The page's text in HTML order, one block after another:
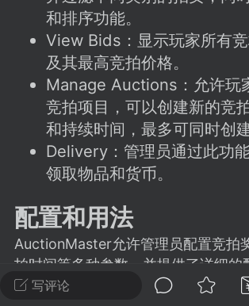
在这里畅所欲言，提出你对 社区功能
、管理方式等方面 的任何想法！...
11 5.9k
潮涌核心
永久赞助者
24 23:37
电脑端 整合包分享
反馈你遇到的问题 以及 你期望的功能
不方便可尝试通过邮箱与作者进行反
写评论
和排序功能。
View Bids：显示玩家所有
及其最高竞拍价格。
Manage Auctions：允许玩
竞拍项目，可以创建新的竞
和持续时间，最多可同时创
Delivery：管理员通过此功
领取物品和货币。
配置和用法
AuctionMaster允许管理员配置竞拍
拍时间等多种参数，并提供了详细的
方便玩家修改自己的个性化设置。同